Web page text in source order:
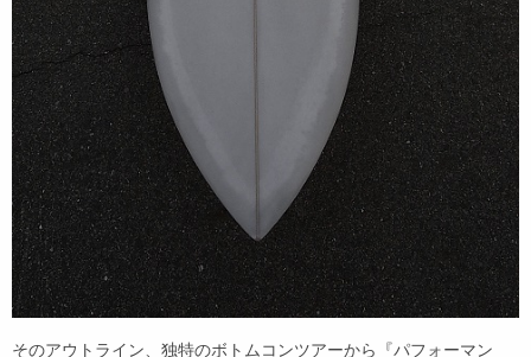
そのアウトライン、独特のボトムコンツアーから『パフォーマン